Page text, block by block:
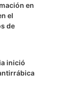
en
el
de
inició